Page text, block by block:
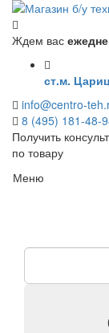
Ждем вас
ст.м.
info@centro-
8 (495) 181-48-
Получить
по товару
Меню